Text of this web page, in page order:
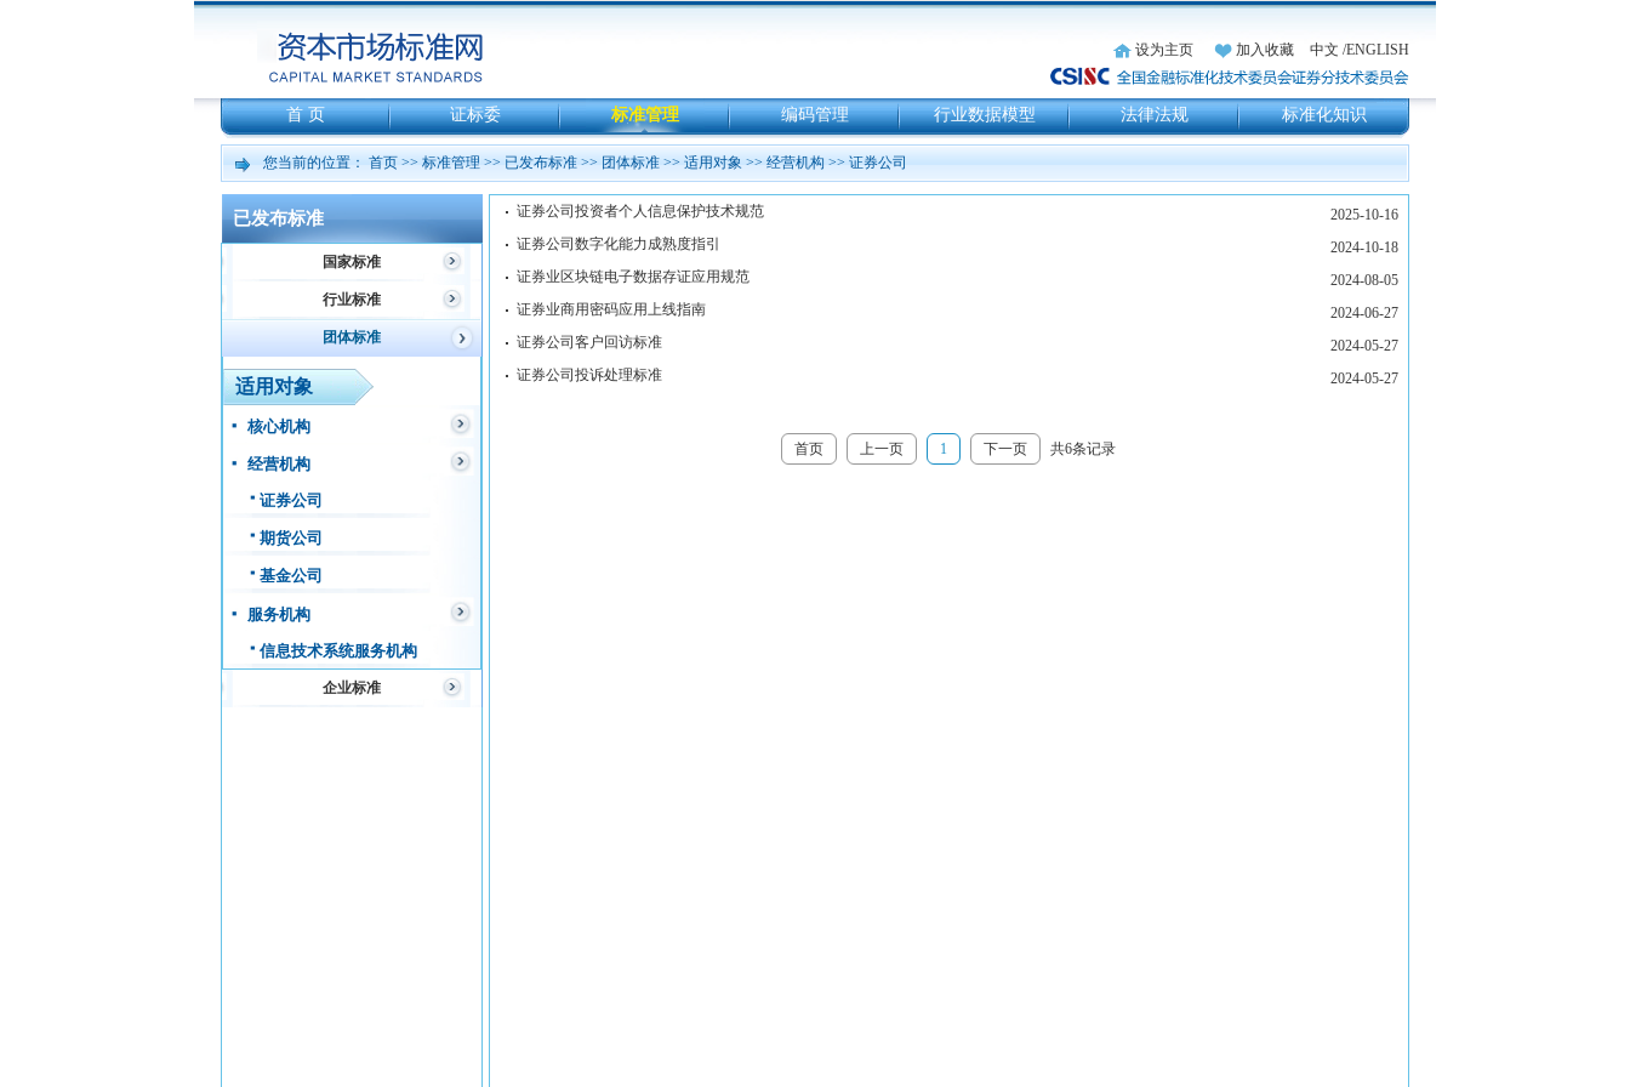
设为主页 加入收藏 中文 /ENGLISH
首 页 证标委 标准管理 编码管理 行业数据模型 法律法规 标准化知识
您当前的位置： 首页 >> 标准管理 >> 已发布标准 >> 团体标准 >> 适用对象 >> 经营机构 >> 证券公司
已发布标准
国家标准
行业标准
团体标准
适用对象
核心机构
经营机构
证券公司
期货公司
基金公司
服务机构
信息技术系统服务机构
企业标准
首页 上一页 1 下一页 共6条记录